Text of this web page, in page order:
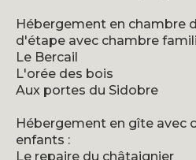
Hébergement en chambre
d'étape avec chambre
Le Bercail
L'orée des bois
Aux portes du Sidobre
Hébergement en gîte avec
enfants :
Le repaire du châtaignier